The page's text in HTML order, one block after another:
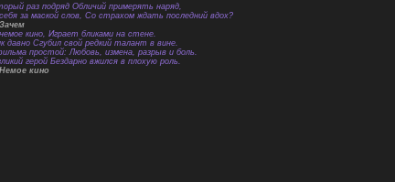
раз подряд Обличий примерять наряд,
за маской слов, Со страхом ждать последний вдох?
кино, Играет бликами на стене.
давно Сгубил свой редкий талант в вине.
простой: Любовь, измена, разрыв и боль.
герой Бездарно вжился в плохую роль.
кино